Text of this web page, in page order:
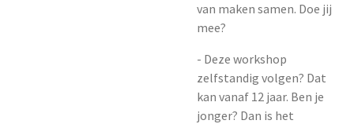
van maken samen. Doe jij
mee?
- Deze workshop
zelfstandig volgen? Dat
kan vanaf 12 jaar. Ben je
jonger? Dan is het